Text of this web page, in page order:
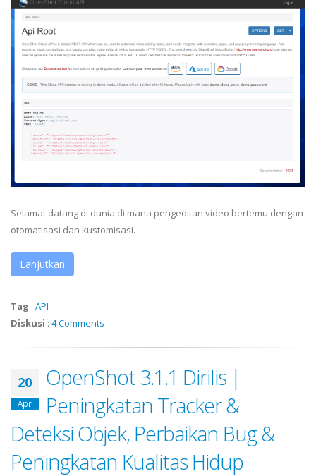
Selamat datang di dunia di mana pengeditan video bertemu dengan
otomatisasi dan kustomisasi.
Lanjutkan
Tag : API
Diskusi : 4 Comments
20
Apr
OpenShot 3.1.1 Dirilis |
Peningkatan Tracker &
Deteksi Objek, Perbaikan Bug &
Peningkatan Kualitas Hidup